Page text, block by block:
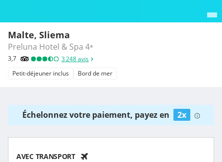
Malte, Sliema
Preluna Hotel & Spa 4*
3,7 3 248avis
Petit-déjeuner inclus
Bord de mer
Échelonnez votre paiement, payez en 2x
AVEC TRANSPORT